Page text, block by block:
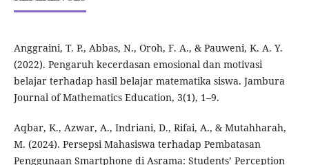
Anggraini, T. P., Abbas, N., Oroh, F. A., & Pauweni, K. A. Y.
(2022). Pengaruh kecerdasan emosional dan motivasi
belajar terhadap hasil belajar matematika siswa. Jambura
Journal of Mathematics Education, 3(1), 1–9.
Aqbar, K., Azwar, A., Indriani, D., Rifai, A., & Mutahharah,
M. (2024). Persepsi Mahasiswa terhadap Pembatasan
Penggunaan Smartphone di Asrama: Students’ Perception